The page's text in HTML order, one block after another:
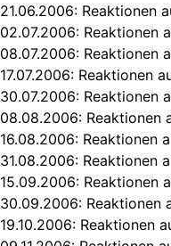
21.06.2006: Reaktionen
02.07.2006: Reaktionen
08.07.2006: Reaktionen
17.07.2006: Reaktionen
30.07.2006: Reaktionen
08.08.2006: Reaktionen
16.08.2006: Reaktionen
31.08.2006: Reaktionen
15.09.2006: Reaktionen
30.09.2006: Reaktionen
19.10.2006: Reaktionen